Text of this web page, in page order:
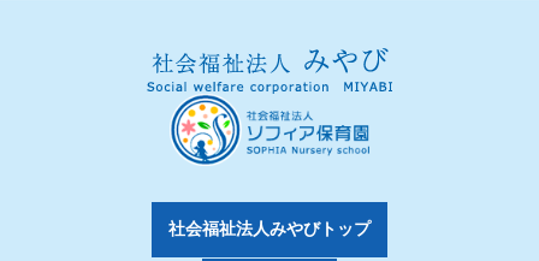
社会福祉法人みやびトップ